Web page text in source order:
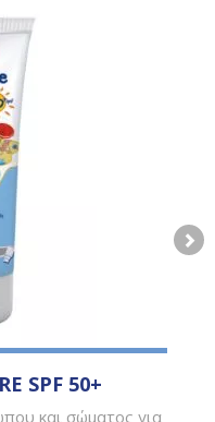
SPF 50+
και σώματος για